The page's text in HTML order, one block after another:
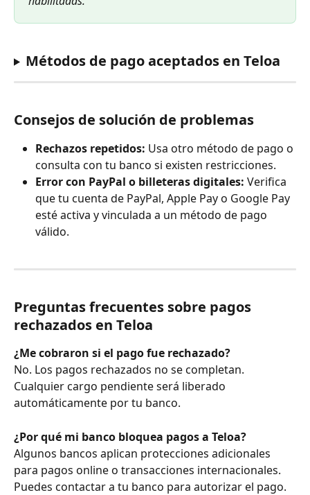
Métodos de pago aceptados en Teloa
Consejos de solución de problemas
Rechazos repetidos: Usa otro método de pago o
consulta con tu banco si existen restricciones.
Error con PayPal o billeteras digitales: Verifica
que tu cuenta de PayPal, Apple Pay o Google Pay
esté activa y vinculada a un método de pago
válido.
Preguntas frecuentes sobre pagos
rechazados en Teloa
¿Me cobraron si el pago fue rechazado?
No. Los pagos rechazados no se completan.
Cualquier cargo pendiente será liberado
automáticamente por tu banco.
¿Por qué mi banco bloquea pagos a Teloa?
Algunos bancos aplican protecciones adicionales
para pagos online o transacciones internacionales.
Puedes contactar a tu banco para autorizar el pago.